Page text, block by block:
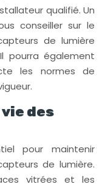
qualifié. Un
conseiller sur le
de lumière
pourra également
les normes de
des
pour maintenir
de lumière.
vitrées et les